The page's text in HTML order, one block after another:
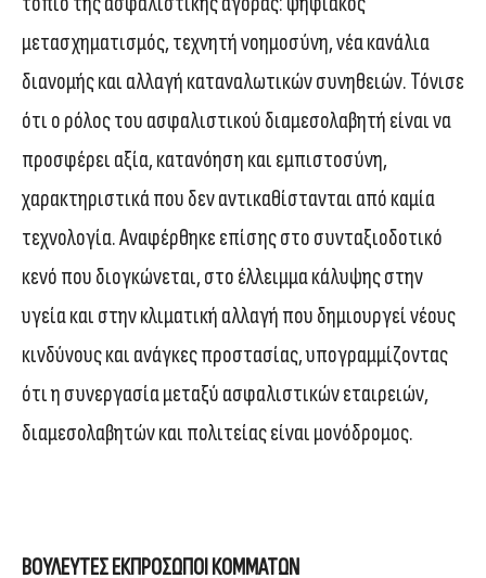
μετασχηματισμός, τεχνητή νοημοσύνη, νέα κανάλια
διανομής και αλλαγή καταναλωτικών συνηθειών. Τόνισε
ότι ο ρόλος του ασφαλιστικού διαμεσολαβητή είναι να
προσφέρει αξία, κατανόηση και εμπιστοσύνη,
χαρακτηριστικά που δεν αντικαθίστανται από καμία
τεχνολογία. Αναφέρθηκε επίσης στο συνταξιοδοτικό
κενό που διογκώνεται, στο έλλειμμα κάλυψης στην
υγεία και στην κλιματική αλλαγή που δημιουργεί νέους
κινδύνους και ανάγκες προστασίας, υπογραμμίζοντας
ότι η συνεργασία μεταξύ ασφαλιστικών εταιρειών,
διαμεσολαβητών και πολιτείας είναι μονόδρομος.
ΒΟΥΛΕΥΤΕΣ ΕΚΠΡΟΣΩΠΟΙ ΚΟΜΜΑΤΩΝ